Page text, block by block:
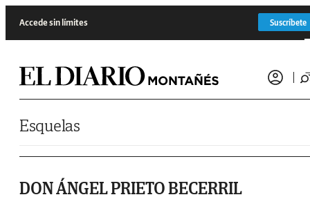
Accede sin límites Suscríbete
Esquelas
DON ÁNGEL PRIETO BECERRIL